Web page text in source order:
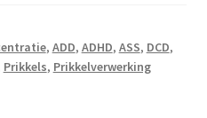
, ADD, ADHD, ASS, DCD,
Prikkels, Prikkelverwerking